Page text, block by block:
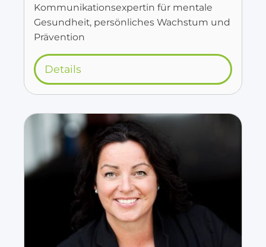
Kommunikationsexpertin für mentale
Gesundheit, persönliches Wachstum und
Prävention
Details